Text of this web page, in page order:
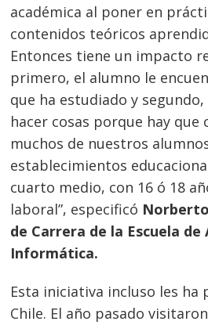
académica al poner en
contenidos teóricos
Entonces tiene un impacto
primero, el alumno le
que ha estudiado y
hacer cosas porque hay que
muchos de nuestros
establecimientos
cuarto medio, con 16 ó 18
laboral”, especificó
de Carrera de la Escuela
Informática.
Esta iniciativa incluso les
Chile. El año pasado